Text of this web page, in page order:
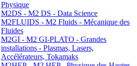
Physique
M2DS - M2 DS - Data Science
M2FLUIDS - M2 Fluids - Mécanique des
Fluides
M2GI - M2 GI-PLATO - Grandes
installations - Plasmas, Lasers,
Accélérateurs, Tokamaks